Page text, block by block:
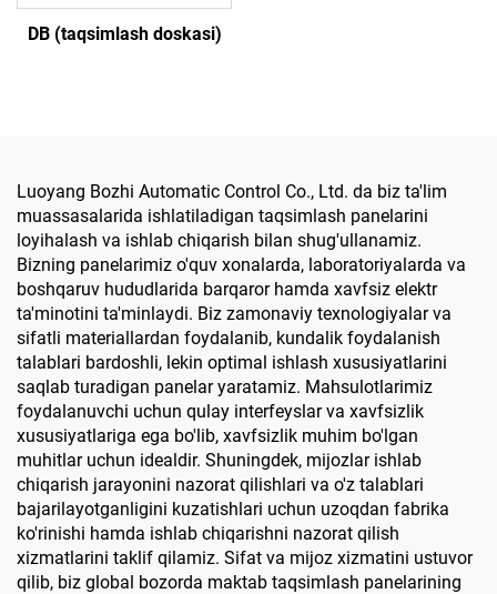
DB (taqsimlash doskasi)
Luoyang Bozhi Automatic Control Co., Ltd. da biz ta'lim
muassasalarida ishlatiladigan taqsimlash panelarini
loyihalash va ishlab chiqarish bilan shug'ullanamiz.
Bizning panelarimiz o'quv xonalarda, laboratoriyalarda va
boshqaruv hududlarida barqaror hamda xavfsiz elektr
ta'minotini ta'minlaydi. Biz zamonaviy texnologiyalar va
sifatli materiallardan foydalanib, kundalik foydalanish
talablari bardoshli, lekin optimal ishlash xususiyatlarini
saqlab turadigan panelar yaratamiz. Mahsulotlarimiz
foydalanuvchi uchun qulay interfeyslar va xavfsizlik
xususiyatlariga ega bo'lib, xavfsizlik muhim bo'lgan
muhitlar uchun idealdir. Shuningdek, mijozlar ishlab
chiqarish jarayonini nazorat qilishlari va o'z talablari
bajarilayotganligini kuzatishlari uchun uzoqdan fabrika
ko'rinishi hamda ishlab chiqarishni nazorat qilish
xizmatlarini taklif qilamiz. Sifat va mijoz xizmatini ustuvor
qilib, biz global bozorda maktab taqsimlash panelarining